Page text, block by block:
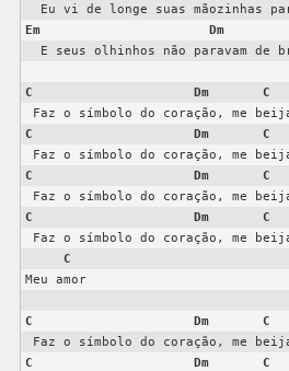
Em
Dm
C Dm
C
C
Dm
C
C
Dm
C
C
Dm
C
C
Meu amor
C Dm
C
C
Dm C